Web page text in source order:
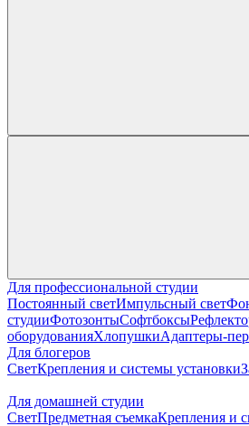
Для профессиональной студии
Постоянный светИмпульсный свет
студииФотозонтыСофтбоксы
оборудованияХлопушкиАдаптеры-
Для блогеров
СветКрепления и системы установки
Для домашней студии
СветПредметная съемкаКрепления и